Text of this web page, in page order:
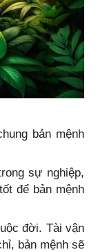
bản mệnh
sự nghiệp,
để bản mệnh
đời. Tài vận
bản mệnh sẽ